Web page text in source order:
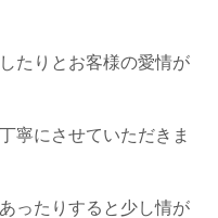
たりとお客様の愛情が
寧にさせていただきま
ったりすると少し情が